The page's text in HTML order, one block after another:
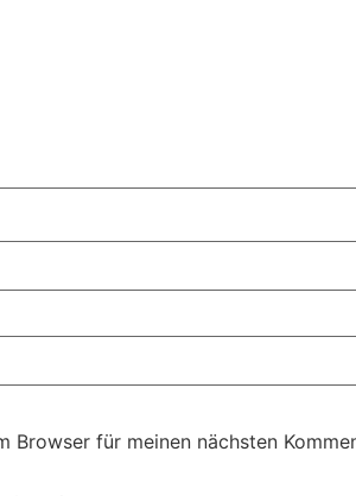
Browser für meinen nächsten